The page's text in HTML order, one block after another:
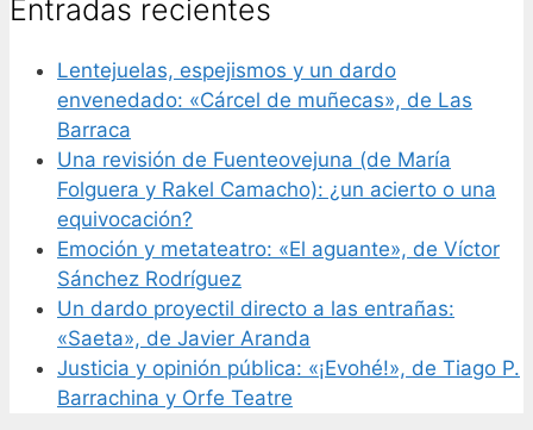
Entradas recientes
Lentejuelas, espejismos y un dardo
envenedado: «Cárcel de muñecas», de Las
Barraca
Una revisión de Fuenteovejuna (de María
Folguera y Rakel Camacho): ¿un acierto o una
equivocación?
Emoción y metateatro: «El aguante», de Víctor
Sánchez Rodríguez
Un dardo proyectil directo a las entrañas:
«Saeta», de Javier Aranda
Justicia y opinión pública: «¡Evohé!», de Tiago P.
Barrachina y Orfe Teatre